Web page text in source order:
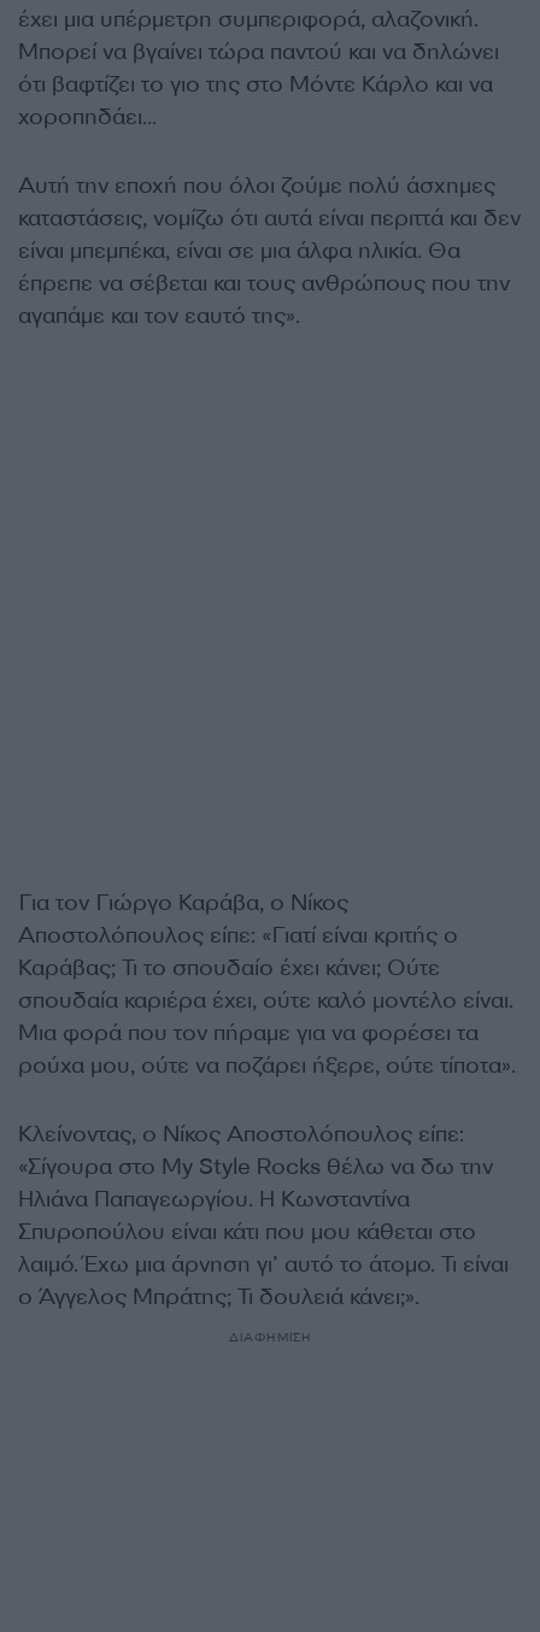
έχει μια υπέρμετρη συμπεριφορά, αλαζονική.
Μπορεί να βγαίνει τώρα παντού και να δηλώνει
ότι βαφτίζει το γιο της στο Μόντε Κάρλο και να
χοροπηδάει…
Αυτή την εποχή που όλοι ζούμε πολύ άσχημες
καταστάσεις, νομίζω ότι αυτά είναι περιττά και δεν
είναι μπεμπέκα, είναι σε μια άλφα ηλικία. Θα
έπρεπε να σέβεται και τους ανθρώπους που την
αγαπάμε και τον εαυτό της».
Για τον Γιώργο Καράβα, ο Νίκος
Αποστολόπουλος είπε: «Γιατί είναι κριτής ο
Καράβας; Τι το σπουδαίο έχει κάνει; Ούτε
σπουδαία καριέρα έχει, ούτε καλό μοντέλο είναι.
Μια φορά που τον πήραμε για να φορέσει τα
ρούχα μου, ούτε να ποζάρει ήξερε, ούτε τίποτα».
Κλείνοντας, ο Νίκος Αποστολόπουλος είπε:
«Σίγουρα στο My Style Rocks θέλω να δω την
Ηλιάνα Παπαγεωργίου. Η Κωνσταντίνα
Σπυροπούλου είναι κάτι που μου κάθεται στο
λαιμό. Έχω μια άρνηση γι’ αυτό το άτομο. Τι είναι
ο Άγγελος Μπράτης; Τι δουλειά κάνει;».
ΔΙΑΦΗΜΙΣΗ